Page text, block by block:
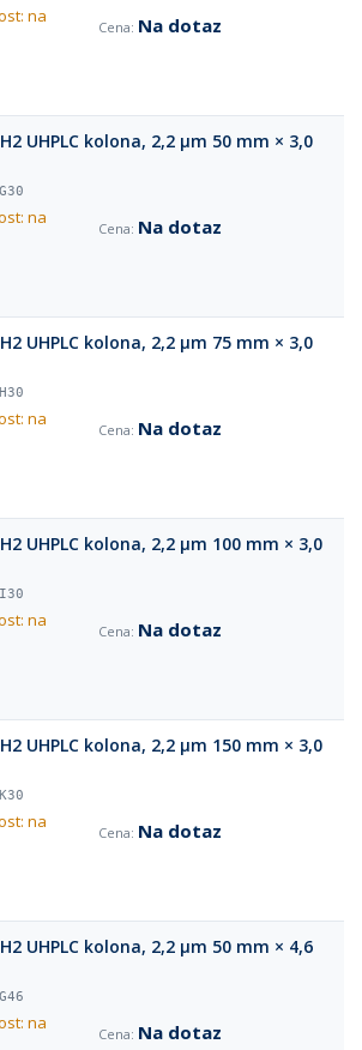
na
Na dotaz
UHPLC kolona, 2,2 µm 50 mm × 3,0
na
Na dotaz
UHPLC kolona, 2,2 µm 75 mm × 3,0
na
Na dotaz
UHPLC kolona, 2,2 µm 100 mm × 3,0
na
Na dotaz
UHPLC kolona, 2,2 µm 150 mm × 3,0
na
Na dotaz
UHPLC kolona, 2,2 µm 50 mm × 4,6
na
Na dotaz